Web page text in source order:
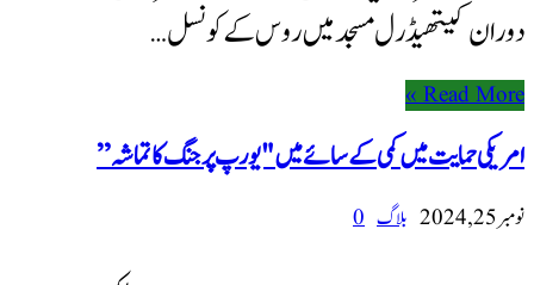
دوران کیتھیڈرل مسجد میں روس کے کونسل …
Read More »
امریکی حمایت میں کمی کے سائے میں "یورپ پر جنگ کا تماشہ”
نومبر 25, 2024 بلاگ 0